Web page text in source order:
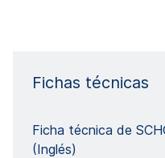
Fichas técnicas
Ficha técnica de
(Inglés)